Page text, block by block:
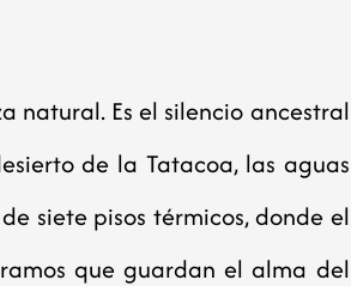
natural. Es el silencio ancestral
de la Tatacoa, las aguas
siete pisos térmicos, donde el
que guardan el alma del